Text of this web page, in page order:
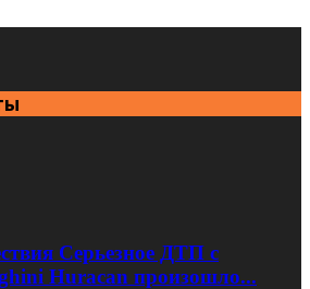
Серьезное ДТП с
Huracan произошло...